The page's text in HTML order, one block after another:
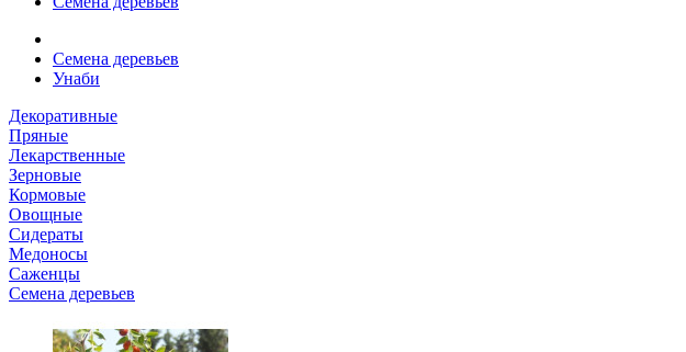
Семена деревьев
Унаби
Декоративные
Пряные
Лекарственные
Зерновые
Кормовые
Овощные
Сидераты
Медоносы
Саженцы
Семена деревьев